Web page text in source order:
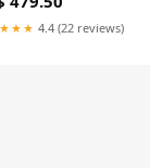
4.4 (22 reviews)